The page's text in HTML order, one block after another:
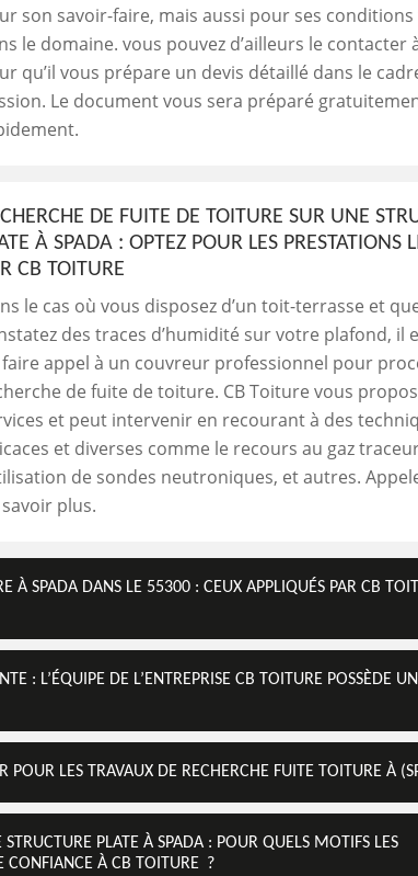
son savoir-faire, mais aussi pour ses
le domaine. vous pouvez d’ailleurs le contacter
qu’il vous prépare un devis détaillé dans le
Le document vous sera préparé
DE FUITE DE TOITURE SUR UNE
À SPADA : OPTEZ POUR LES PRESTATIONS
CB TOITURE
le cas où vous disposez d’un toit-terrasse et
des traces d’humidité sur votre plafond, il
appel à un couvreur professionnel pour
de fuite de toiture. CB Toiture vous
et peut intervenir en recourant à des
et diverses comme le recours au gaz
de sondes neutroniques, et autres.
plus.
À SPADA DANS LE 55300 : CEUX APPLIQUÉS PAR CB
: L’ÉQUIPE DE L’ENTREPRISE CB TOITURE POSSÈDE
LES TRAVAUX DE RECHERCHE FUITE TOITURE À
PLATE À SPADA : POUR QUELS MOTIFS LES
CONFIANCE À CB TOITURE ?